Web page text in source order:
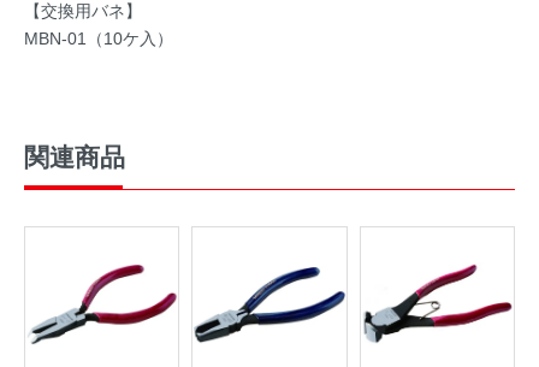
【交換用バネ】
MBN-01（10ケ入）
関連商品